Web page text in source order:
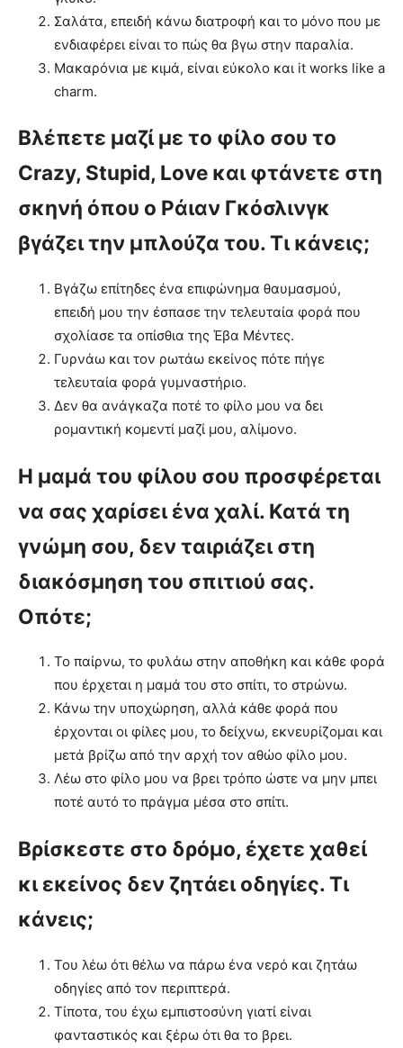
Σαλάτα, επειδή κάνω διατροφή και το μόνο που με
ενδιαφέρει είναι το πώς θα βγω στην παραλία.
Μακαρόνια με κιμά, είναι εύκολο και it works like a
charm.
Βλέπετε μαζί με το φίλο σου το
Crazy, Stupid, Love και φτάνετε στη
σκηνή όπου ο Ράιαν Γκόσλινγκ
βγάζει την μπλούζα του. Τι κάνεις;
Βγάζω επίτηδες ένα επιφώνημα θαυμασμού,
επειδή μου την έσπασε την τελευταία φορά που
σχολίασε τα οπίσθια της Έβα Μέντες.
Γυρνάω και τον ρωτάω εκείνος πότε πήγε
τελευταία φορά γυμναστήριο.
Δεν θα ανάγκαζα ποτέ το φίλο μου να δει
ρομαντική κομεντί μαζί μου, αλίμονο.
Η μαμά του φίλου σου προσφέρεται
να σας χαρίσει ένα χαλί. Κατά τη
γνώμη σου, δεν ταιριάζει στη
διακόσμηση του σπιτιού σας.
Οπότε;
Το παίρνω, το φυλάω στην αποθήκη και κάθε φορά
που έρχεται η μαμά του στο σπίτι, το στρώνω.
Κάνω την υποχώρηση, αλλά κάθε φορά που
έρχονται οι φίλες μου, το δείχνω, εκνευρίζομαι και
μετά βρίζω από την αρχή τον αθώο φίλο μου.
Λέω στο φίλο μου να βρει τρόπο ώστε να μην μπει
ποτέ αυτό το πράγμα μέσα στο σπίτι.
Βρίσκεστε στο δρόμο, έχετε χαθεί
κι εκείνος δεν ζητάει οδηγίες. Τι
κάνεις;
Του λέω ότι θέλω να πάρω ένα νερό και ζητάω
οδηγίες από τον περιπτερά.
Τίποτα, του έχω εμπιστοσύνη γιατί είναι
φανταστικός και ξέρω ότι θα το βρει.